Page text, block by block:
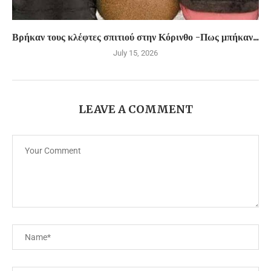
Βρήκαν τους κλέφτες σπιτιού στην Κόρινθο -Πως μπήκαν...
July 15, 2026
LEAVE A COMMENT